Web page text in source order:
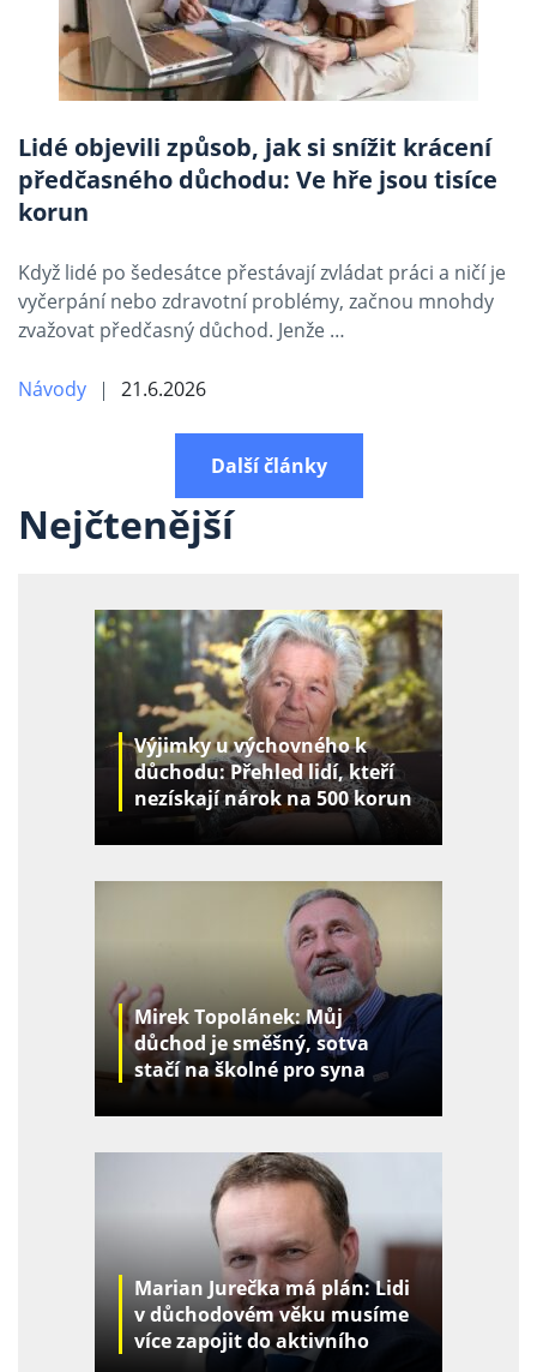
Lidé objevili způsob, jak si snížit krácení
předčasného důchodu: Ve hře jsou tisíce
korun
Když lidé po šedesátce přestávají zvládat práci a ničí je
vyčerpání nebo zdravotní problémy, začnou mnohdy
zvažovat předčasný důchod. Jenže …
Návody 21.6.2026
Další články
Nejčtenější
Výjimky u výchovného k
důchodu: Přehled lidí, kteří
nezískají nárok na 500 korun
za děti
Mirek Topolánek: Můj
důchod je směšný, sotva
stačí na školné pro syna
Marian Jurečka má plán: Lidi
v důchodovém věku musíme
více zapojit do aktivního